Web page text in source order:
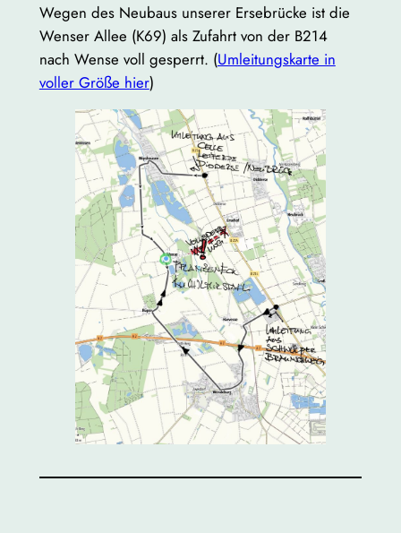
Wegen des Neubaus unserer Ersebrücke ist die
Wenser Allee (K69) als Zufahrt von der B214
nach Wense voll gesperrt. (Umleitungskarte in
voller Größe hier)